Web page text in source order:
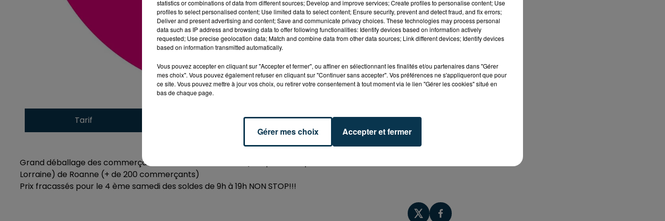
Tarif
Grand déballage des commerçants de tout le centre ville (Rue piétonne, place du marché, rue Alsace
Lorraine) de Roanne (+ de 200 commerçants)
Prix fracassés pour le 4 ème samedi des soldes de 9h à 19h NON STOP!!!
statistics or combinations of data from different sources; Develop and improve services; Create profiles to personalise content; Use
profiles to select personalised content; Use limited data to select content; Ensure security, prevent and detect fraud, and fix errors;
Deliver and present advertising and content; Save and communicate privacy choices. These technologies may process personal
data such as IP address and browsing data to offer following functionalities: Identify devices based on information actively
requested; Use precise geolocation data; Match and combine data from other data sources; Link different devices; Identify devices
based on information transmitted automatically.
Vous pouvez accepter en cliquant sur "Accepter et fermer", ou affiner en sélectionnant les finalités et/ou partenaires dans "Gérer
mes choix". Vous pouvez également refuser en cliquant sur "Continuer sans accepter". Vos préférences ne s'appliqueront que pour
ce site. Vous pouvez mettre à jour vos choix, ou retirer votre consentement à tout moment via le lien "Gérer les cookies" situé en
bas de chaque page.
Gérer mes choix Accepter et fermer